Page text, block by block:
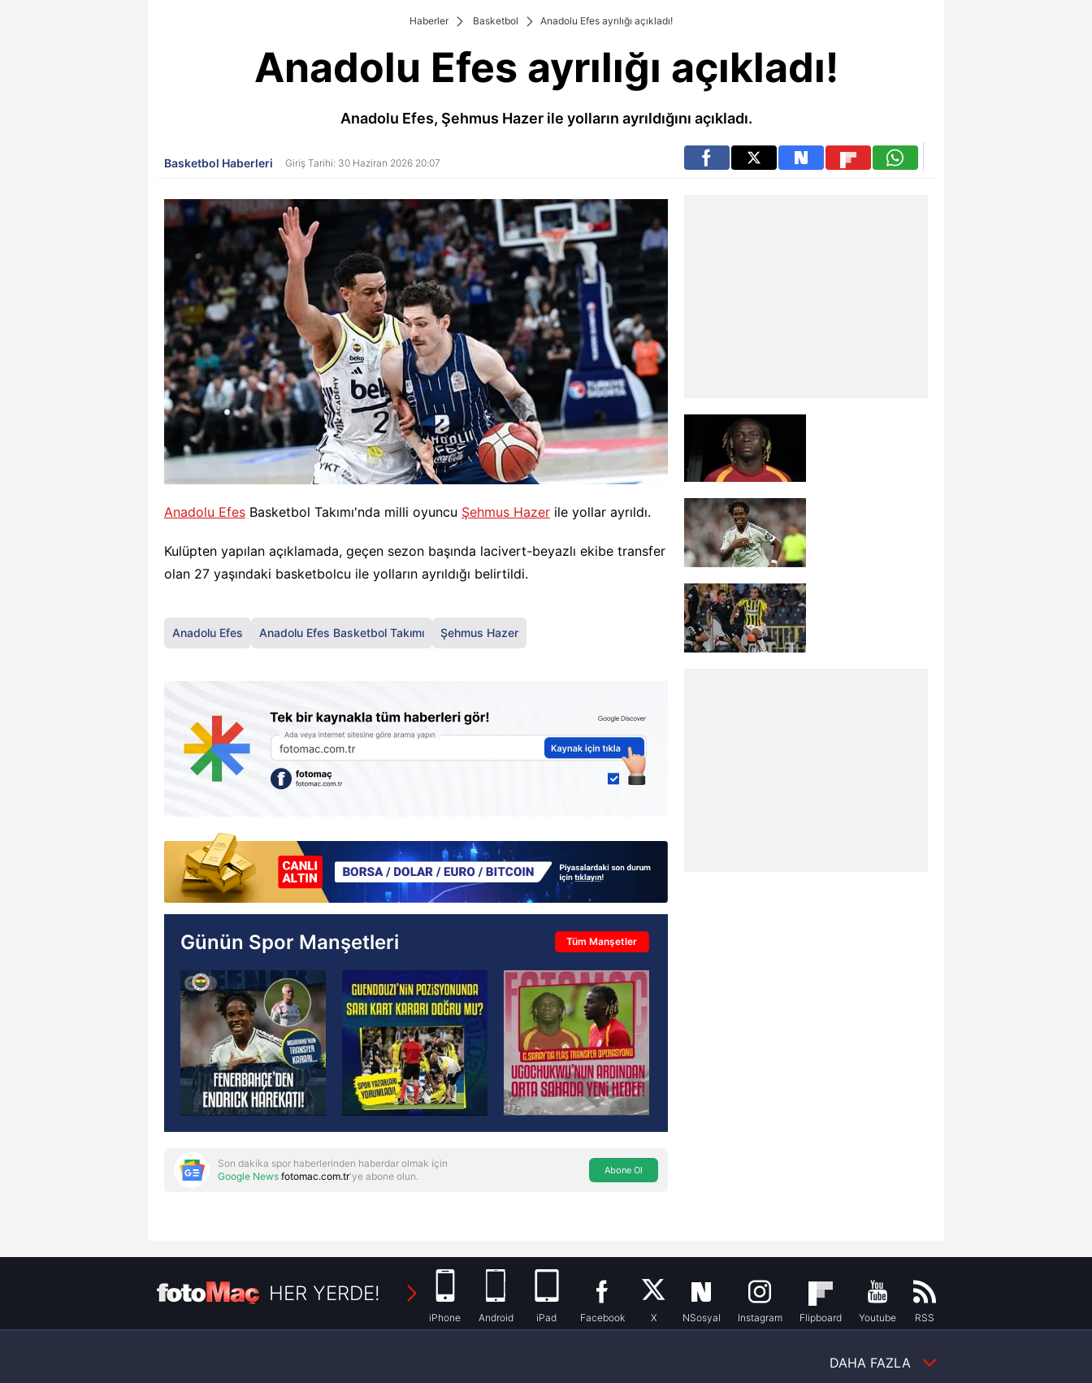
Haberler Basketbol Anadolu Efes ayrılığı açıkladı!
Anadolu Efes ayrılığı açıkladı!
Anadolu Efes, Şehmus Hazer ile yolların ayrıldığını açıkladı.
Basketbol Haberleri Giriş Tarihi: 30 Haziran 2026 20:07
Anadolu Efes Basketbol Takımı'nda milli oyuncu Şehmus Hazer ile yollar ayrıldı.
Kulüpten yapılan açıklamada, geçen sezon başında lacivert-beyazlı ekibe transfer
olan 27 yaşındaki basketbolcu ile yolların ayrıldığı belirtildi.
Anadolu Efes Anadolu Efes Basketbol Takımı Şehmus Hazer
Günün Spor Manşetleri Tüm Manşetler
Son dakika spor haberlerinden haberdar olmak için
Google News fotomac.com.tr'ye abone olun. Abone Ol
HER YERDE!
iPhone Android iPad Facebook X NSosyal Instagram Flipboard Youtube RSS
DAHA FAZLA